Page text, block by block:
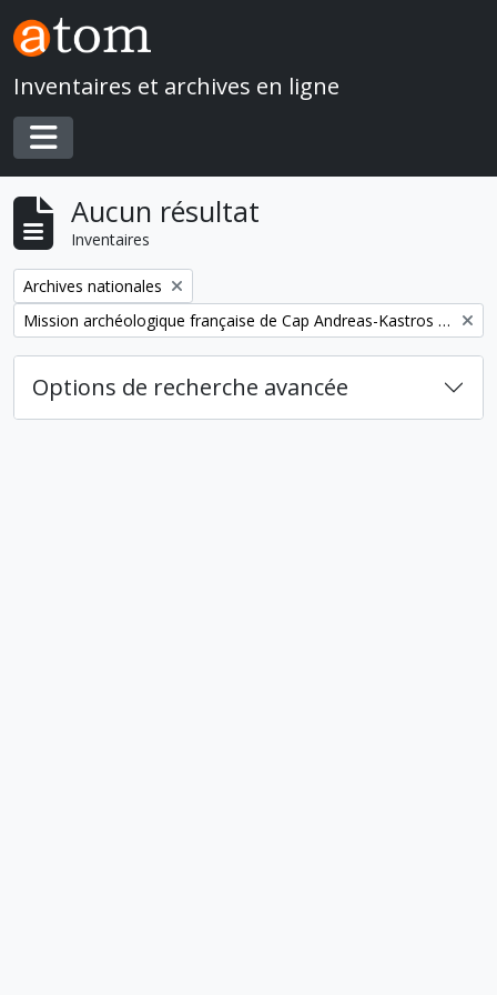
Skip to main content
Inventaires et archives en ligne
Toggle navigation
Aucun résultat
Inventaires
Remove filter:
Archives nationales
Remove filter:
Mission archéologique française de Cap Andreas-Kastros et de Khirokitia (Chypre)
Options de recherche avancée